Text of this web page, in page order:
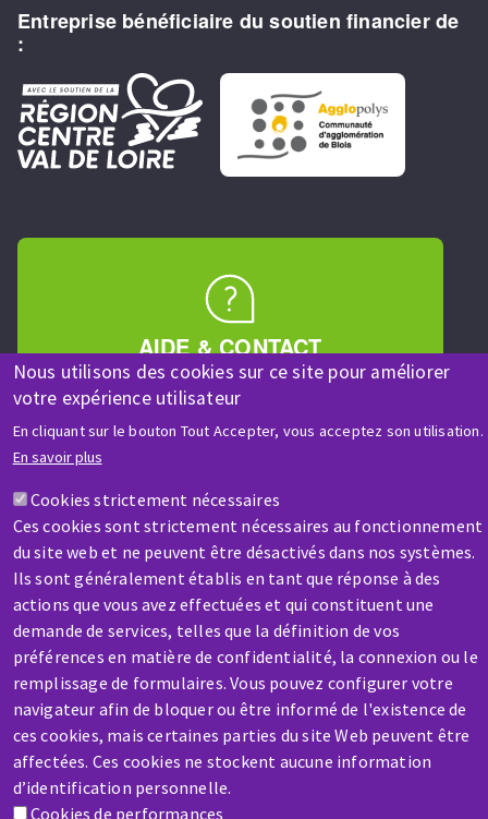
Nous utilisons des cookies sur ce site pour améliorer
votre expérience utilisateur
En cliquant sur le bouton Tout Accepter, vous acceptez son utilisation.
En savoir plus
Cookies strictement nécessaires
Ces cookies sont strictement nécessaires au fonctionnement
du site web et ne peuvent être désactivés dans nos systèmes.
Ils sont généralement établis en tant que réponse à des
actions que vous avez effectuées et qui constituent une
demande de services, telles que la définition de vos
préférences en matière de confidentialité, la connexion ou le
remplissage de formulaires. Vous pouvez configurer votre
navigateur afin de bloquer ou être informé de l'existence de
ces cookies, mais certaines parties du site Web peuvent être
affectées. Ces cookies ne stockent aucune information
d’identification personnelle.
Cookies de performances
Entreprise bénéficiaire du soutien financier de
:
AIDE & CONTACT
Une question ? Un renseignement ?
Contactez-nous
SAV / RÉPARATION
Une machine cassée ? En panne ?
Contactez-nous